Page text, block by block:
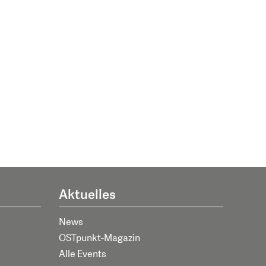
Aktuelles
News
OSTpunkt-Magazin
Alle Events